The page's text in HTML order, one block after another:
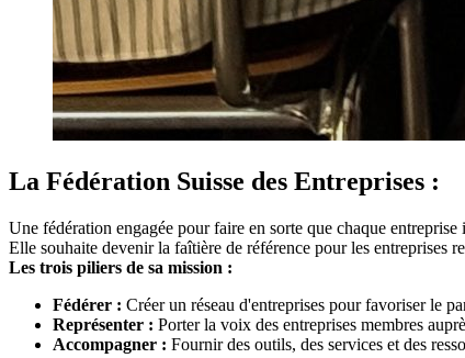
La Fédération Suisse des Entreprises :
Une fédération engagée pour faire en sorte que chaque
Elle souhaite devenir la faîtière de référence pour les entreprises
Les trois piliers de sa mission :
Fédérer : Créer un réseau d'entreprises pour favoriser le
Représenter : Porter la voix des entreprises membres
Accompagner : Fournir des outils, des services et des